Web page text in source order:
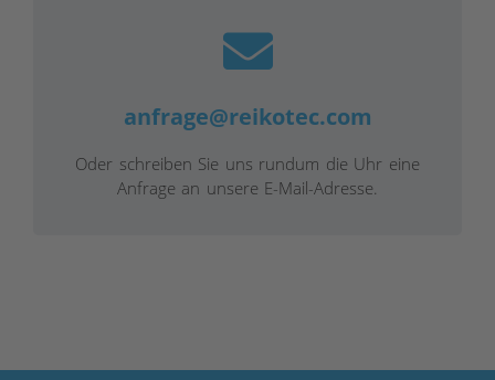
anfrage@reikotec.com
Oder schreiben Sie uns rundum die Uhr eine
Anfrage an unsere E-Mail-Adresse.